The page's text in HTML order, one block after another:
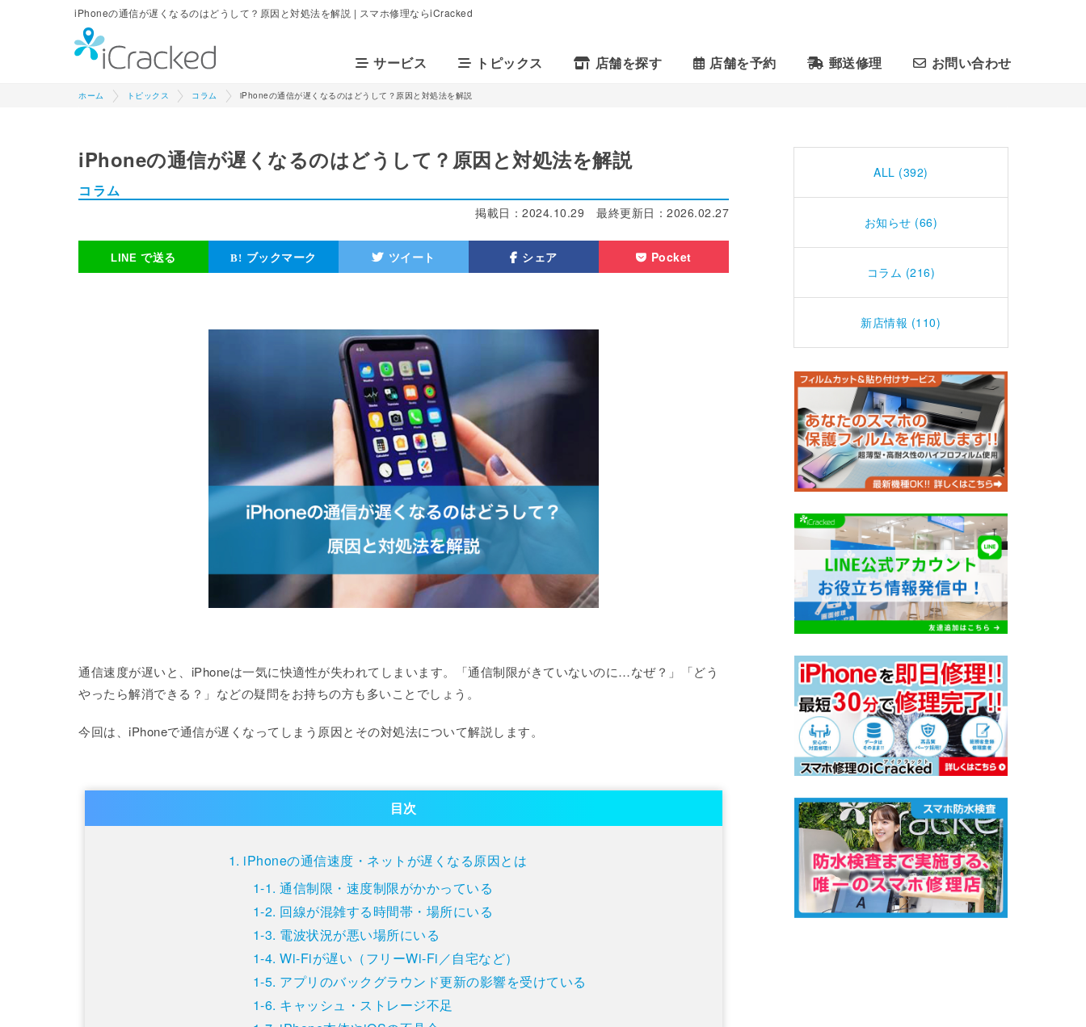
iPhoneの通信が遅くなるのはどうして？原因と対処法を解説 | スマホ修理ならiCracked
サービス トピックス 店舗を探す 店舗を予約 郵送修理 お問い合わせ
ホーム トピックス コラム iPhoneの通信が遅くなるのはどうして？原因と対処法を解説
iPhoneの通信が遅くなるのはどうして？原因と対処法を解説
コラム
最終更新日： 2026.02.27
掲載日： 2024.10.29
で送る ブックマーク ツイート シェア Pocket
通信速度が遅いと、iPhoneは一気に快適性が失われてしまいます。「通信制限がきていないのに…なぜ？」「どう
やったら解消できる？」などの疑問をお持ちの方も多いことでしょう。
今回は、iPhoneで通信が遅くなってしまう原因とその対処法について解説します。
目次
iPhoneの通信速度・ネットが遅くなる原因とは
通信制限・速度制限がかかっている
回線が混雑する時間帯・場所にいる
電波状況が悪い場所にいる
Wi-Fiが遅い（フリーWi-Fi／自宅など）
アプリのバックグラウンド更新の影響を受けている
キャッシュ・ストレージ不足
ALL (392)
お知らせ (66)
コラム (216)
新店情報 (110)